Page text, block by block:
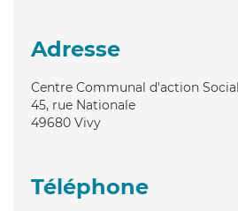
Adresse
Centre Communal d'action
45, rue Nationale
49680 Vivy
Téléphone